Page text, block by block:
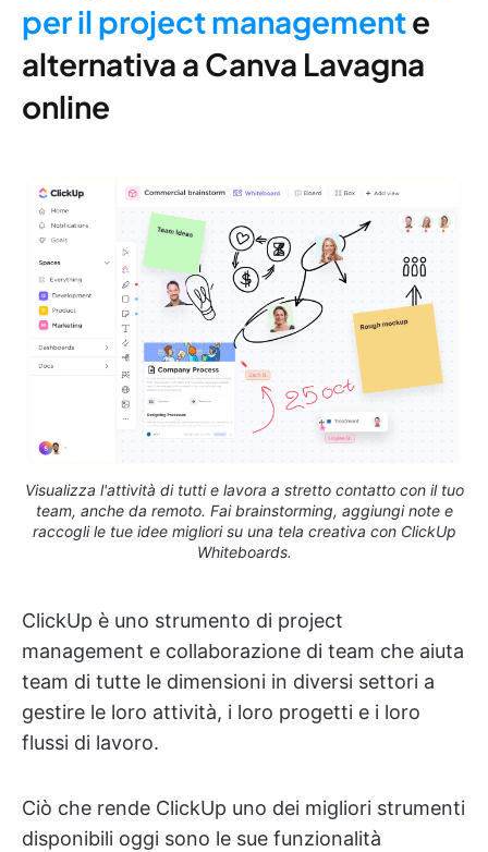
per il project managemente
alternativa a Canva Lavagna
online
Visualizza l'attività di tutti e lavora a stretto contatto con il tuo
team, anche da remoto. Fai brainstorming, aggiungi note e
raccogli le tue idee migliori su una tela creativa con ClickUp
Whiteboards.
ClickUp è uno strumento di project
management e collaborazione di team che aiuta
team di tutte le dimensioni in diversi settori a
gestire le loro attività, i loro progetti e i loro
flussi di lavoro.
Ciò che rende ClickUp uno dei migliori strumenti
disponibili oggi sono le sue funzionalità